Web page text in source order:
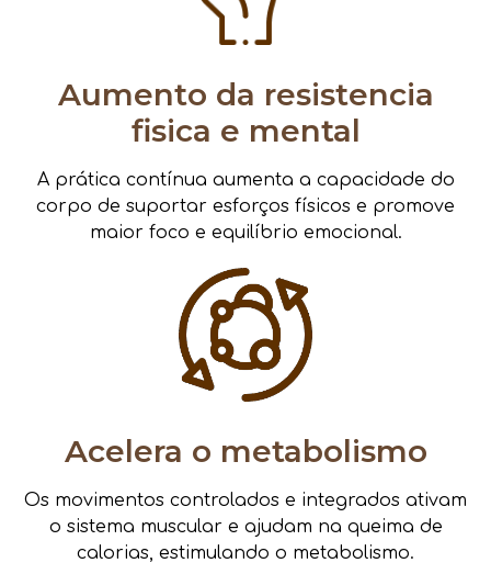
Aumento da resistencia
fisica e mental
A prática contínua aumenta a capacidade do
corpo de suportar esforços físicos e promove
maior foco e equilíbrio emocional.
Acelera o metabolismo
Os movimentos controlados e integrados ativam
o sistema muscular e ajudam na queima de
calorias, estimulando o metabolismo.